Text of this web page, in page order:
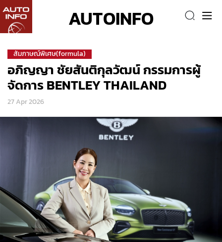
AUTOINFO
สัมภาษณ์พิเศษ(formula)
อภิญญา ชัยสันติกุลวัฒน์ กรรมการผู้
จัดการ BENTLEY THAILAND
27 Apr 2026